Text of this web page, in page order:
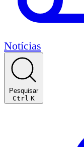
Notícias
Pesquisar
Ctrl K